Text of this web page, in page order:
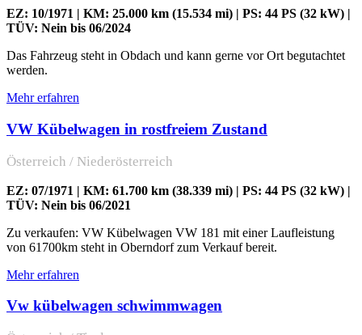
EZ: 10/1971 | KM: 25.000 km (15.534 mi) | PS: 44 PS (32 kW) |
TÜV: Nein bis 06/2024
Das Fahrzeug steht in Obdach und kann gerne vor Ort begutachtet
werden.
Mehr erfahren
VW Kübelwagen in rostfreiem Zustand
Österreich / Niederösterreich
EZ: 07/1971 | KM: 61.700 km (38.339 mi) | PS: 44 PS (32 kW) |
TÜV: Nein bis 06/2021
Zu verkaufen: VW Kübelwagen VW 181 mit einer Laufleistung
von 61700km steht in Oberndorf zum Verkauf bereit.
Mehr erfahren
Vw kübelwagen schwimmwagen